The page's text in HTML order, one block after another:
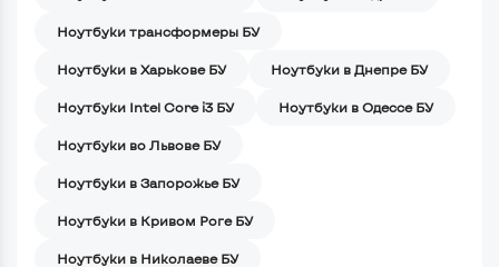
Ноутбуки трансформеры БУ
Ноутбуки в Харькове БУ Ноутбуки в Днепре БУ
Ноутбуки Intel Core i3 БУ Ноутбуки в Одессе БУ
Ноутбуки во Львове БУ
Ноутбуки в Запорожье БУ
Ноутбуки в Кривом Роге БУ
Ноутбуки в Николаеве БУ